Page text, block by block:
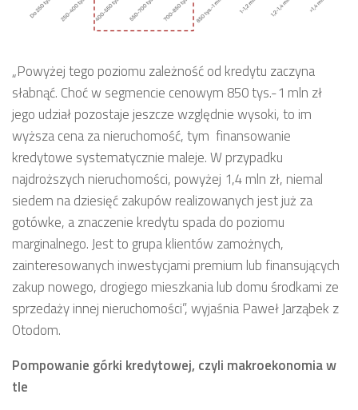
„Powyżej tego poziomu zależność od kredytu zaczyna
słabnąć. Choć w segmencie cenowym 850 tys.-1 mln zł
jego udział pozostaje jeszcze względnie wysoki, to im
wyższa cena za nieruchomość, tym finansowanie
kredytowe systematycznie maleje. W przypadku
najdroższych nieruchomości, powyżej 1,4 mln zł, niemal
siedem na dziesięć zakupów realizowanych jest już za
gotówke, a znaczenie kredytu spada do poziomu
marginalnego. Jest to grupa klientów zamożnych,
zainteresowanych inwestycjami premium lub finansujących
zakup nowego, drogiego mieszkania lub domu środkami ze
sprzedaży innej nieruchomości”, wyjaśnia Paweł Jarząbek z
Otodom.
Pompowanie górki kredytowej, czyli makroekonomia w
tle